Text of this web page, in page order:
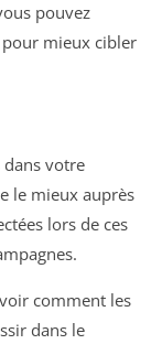
pouvez
mieux cibler
dans votre
le mieux auprès
lors de ces
comment les
dans le